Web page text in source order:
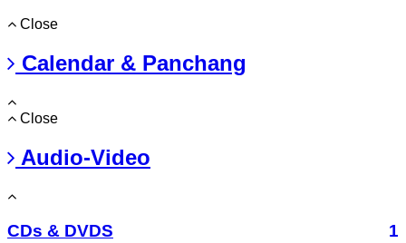
Close
Calendar & Panchang
Close
Audio-Video
CDs & DVDS 1